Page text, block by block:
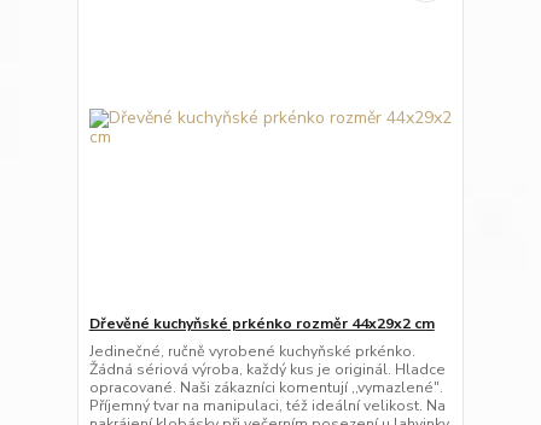
Dřevěné kuchyňské prkénko rozměr 44x29x2 cm
Jedinečné, ručně vyrobené kuchyňské prkénko.
Žádná sériová výroba, každý kus je originál. Hladce
opracované. Naši zákazníci komentují ,,vymazlené".
Příjemný tvar na manipulaci, též ideální velikost. Na